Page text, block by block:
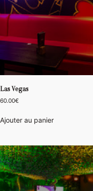
Las Vegas
60.00€
Ajouter au panier